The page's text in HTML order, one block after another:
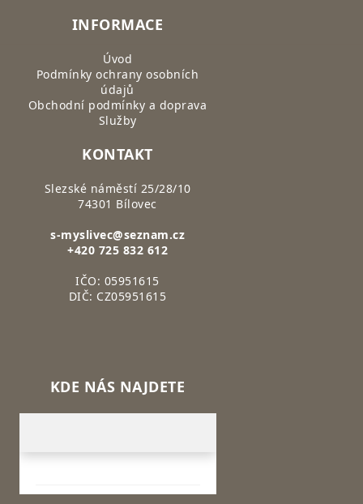
INFORMACE
Úvod
Podmínky ochrany osobních
údajů
Obchodní podmínky a doprava
Služby
KONTAKT
Slezské náměstí 25/28/10
74301 Bílovec
s-myslivec@seznam.cz
+420 725 832 612
IČO: 05951615
DIČ: CZ05951615
KDE NÁS NAJDETE